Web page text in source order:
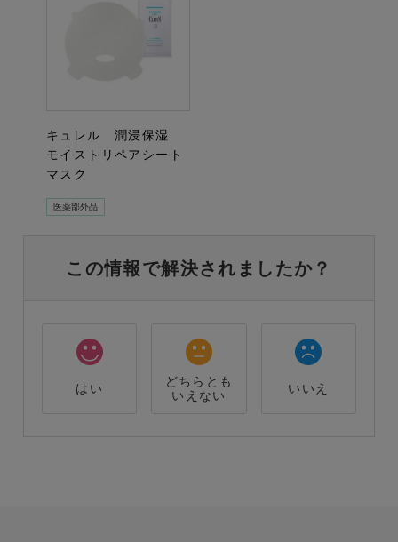
キュレル 潤浸保湿
モイストリペアシート
マスク
医薬部外品
この情報で解決されましたか？
はい
どちらとも
いえない
いいえ